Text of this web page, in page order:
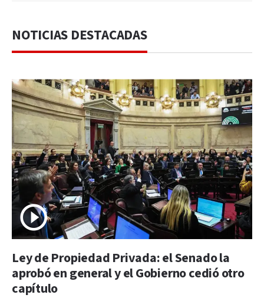
NOTICIAS DESTACADAS
Ley de Propiedad Privada: el Senado la
aprobó en general y el Gobierno cedió otro
capítulo